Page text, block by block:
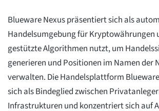
Blueware Nexus präsentiert sich als
Handelsumgebung für Kryptowährungen
gestützte Algorithmen nutzt, um
generieren und Positionen im Namen der
verwalten. Die Handelsplattform
sich als Bindeglied zwischen
Infrastrukturen und konzentriert sich auf